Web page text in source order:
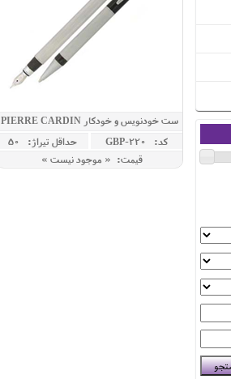
ست خودنویس و خودکار PIERRE CARDIN
مدل MARS
کد: GBP-220
حداقل تيراژ: 50
قیمت: « موجود نیست »